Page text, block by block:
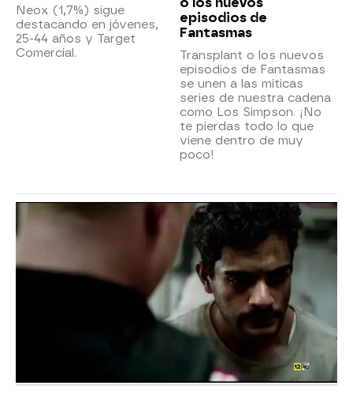
Neox (1,7%) sigue
destacando en jóvenes,
25-44 años y Target
Comercial.
episodios de
Fantasmas
Transplant o los nuevos
episodios de Fantasmas
se unen a las míticas
series de nuestra cadena
como Los Simpson. ¡No
te pierdas todo lo que
viene dentro de muy
poco!